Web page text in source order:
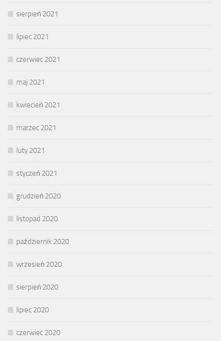
sierpień 2021
lipiec 2021
czerwiec 2021
maj 2021
kwiecień 2021
marzec 2021
luty 2021
styczeń 2021
grudzień 2020
listopad 2020
październik 2020
wrzesień 2020
sierpień 2020
lipiec 2020
czerwiec 2020